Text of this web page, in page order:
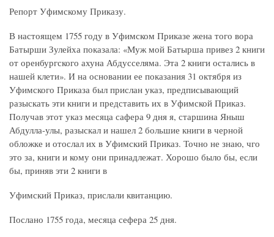
Репорт Уфимскому Приказу.
В настоящем 1755 году в Уфимском Приказе жена того вора
Батырши Зулейха показала: «Муж мой Батырша привез 2 книги
от оренбургского ахуна Абдусселяма. Эта 2 книги остались в
нашей клети». И на основании ее показания 31 октября из
Уфимского Приказа был прислан указ, предписывающий
разыскать эти книги и представить их в Уфимской Приказ.
Получав этот указ месяца сафера 9 дня я, старшина Яныш
Абдулла-улы, разыскал и нашел 2 большие книги в черной
обложке и отослал их в Уфимский Приказ. Точно не знаю, чго
это за, книги и кому они принадлежат. Хорошо было бы, если
бы, приняв эти 2 книги в
Уфимский Приказ, прислали квитанцию.
Послано 1755 года, месяца сефера 25 дня.